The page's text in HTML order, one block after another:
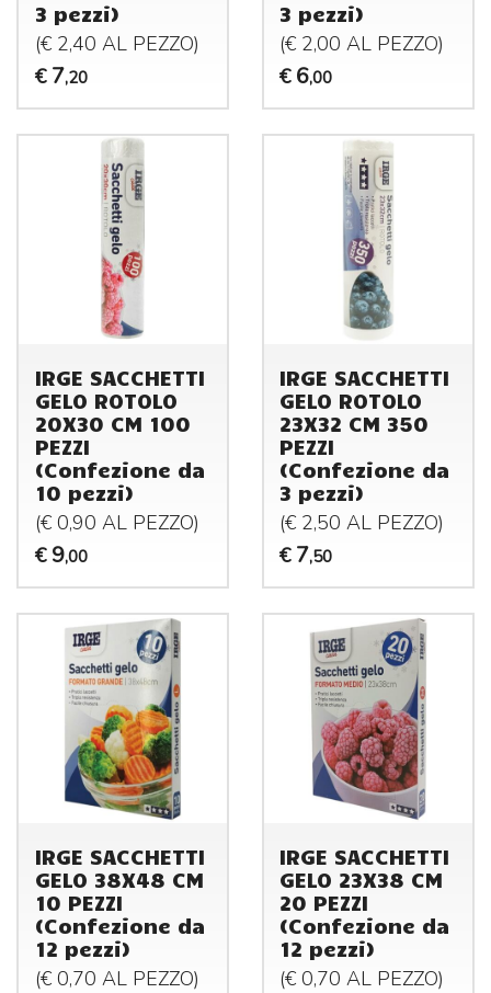
3 pezzi)
(€ 2,40 AL PEZZO)
€ 7,20
3 pezzi)
(€ 2,00 AL PEZZO)
€ 6,00
IRGE SACCHETTI
GELO ROTOLO
20X30 CM 100
PEZZI
(Confezione da
10 pezzi)
(€ 0,90 AL PEZZO)
€ 9,00
IRGE SACCHETTI
GELO ROTOLO
23X32 CM 350
PEZZI
(Confezione da
3 pezzi)
(€ 2,50 AL PEZZO)
€ 7,50
IRGE SACCHETTI
GELO 38X48 CM
10 PEZZI
(Confezione da
12 pezzi)
(€ 0,70 AL PEZZO)
IRGE SACCHETTI
GELO 23X38 CM
20 PEZZI
(Confezione da
12 pezzi)
(€ 0,70 AL PEZZO)